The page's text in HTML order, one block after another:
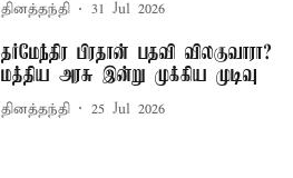
தினத்தந்தி 31 Jul 2026
தர்மேந்திர பிரதான் பதவி விலகுவாரா?
மத்திய அரசு இன்று முக்கிய முடிவு
தினத்தந்தி 25 Jul 2026